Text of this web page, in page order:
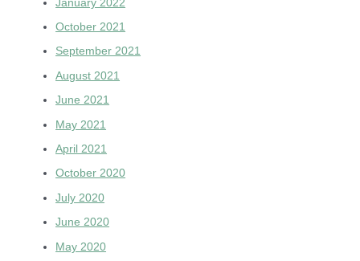
January 2022
October 2021
September 2021
August 2021
June 2021
May 2021
April 2021
October 2020
July 2020
June 2020
May 2020